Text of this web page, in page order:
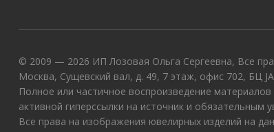
© 2009 — 2026 ИП Лозовая Ольга Сергеевна, Все
Москва, Сущевский вал, д. 49, 7 этаж, офис 702, БЦ
Полное или частичное воспроизведение
активной гиперссылки на источник и обязательным
Все права на изображения ювелирных изделий на